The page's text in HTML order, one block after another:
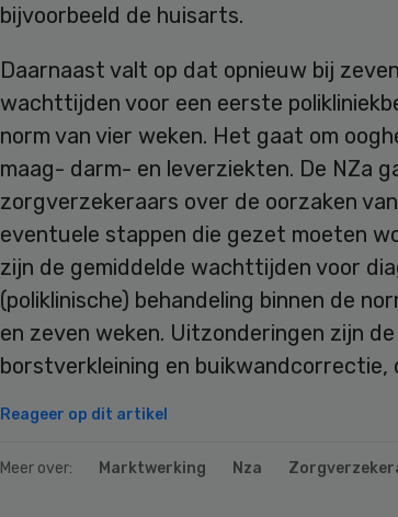
bijvoorbeeld de huisarts.
Daarnaast valt op dat opnieuw bij
wachttijden voor een eerste
norm van vier weken. Het gaat om
maag- darm- en leverziekten. De NZa
zorgverzekeraars over de oorzaken
eventuele stappen die gezet moeten
zijn de gemiddelde wachttijden voor
(poliklinische) behandeling binnen de
en zeven weken. Uitzonderingen zijn
borstverkleining en buikwandcorrectie,
Reageer op dit artikel
Meer over: Marktwerking Nza